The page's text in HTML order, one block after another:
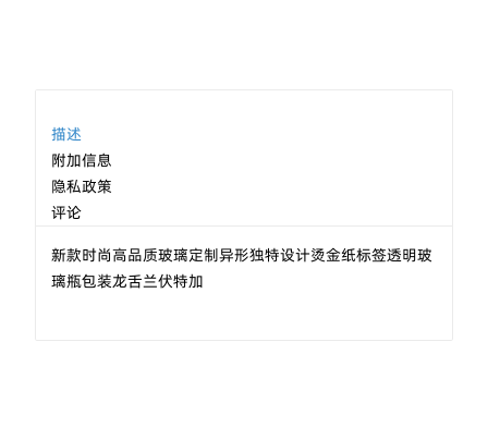
描述
附加信息
隐私政策
评论
新款时尚高品质玻璃定制异形独特设计烫金纸标签透明玻
璃瓶包装龙舌兰伏特加